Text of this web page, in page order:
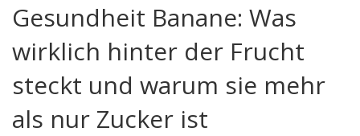
Gesundheit Banane: Was
wirklich hinter der Frucht
steckt und warum sie mehr
als nur Zucker ist